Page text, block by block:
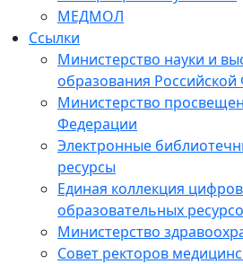
МЕДМОЛ
Ссылки
Министерство науки и
образования
Министерство
Федерации
Электронные
ресурсы
Единая коллекция
образовательных
Министерство
Совет ректоров